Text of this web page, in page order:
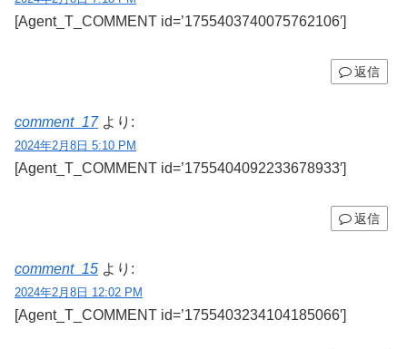
[Agent_T_COMMENT id=’1755403740075762106′]
返信
comment_17 より:
2024年2月8日 5:10 PM
[Agent_T_COMMENT id=’1755404092233678933′]
返信
comment_15 より:
2024年2月8日 12:02 PM
[Agent_T_COMMENT id=’1755403234104185066′]